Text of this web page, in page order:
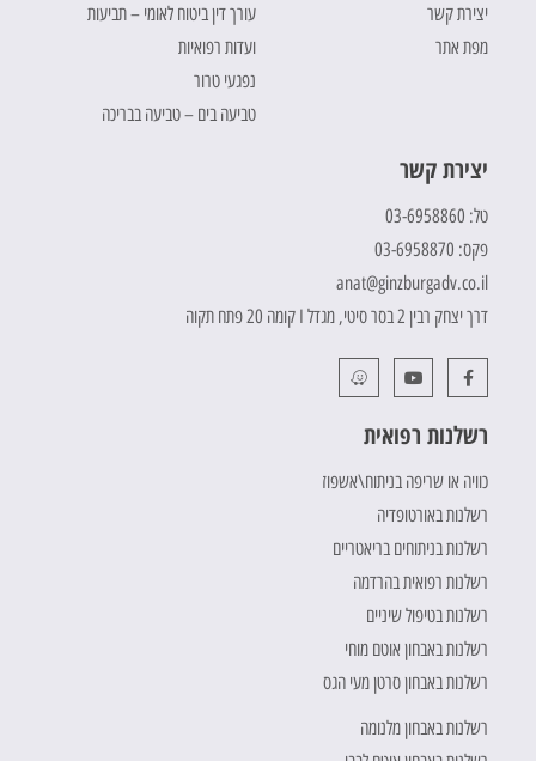
יצירת קשר
מפת אתר
עורך דין ביטוח לאומי – תביעות
ועדות רפואיות
נפגעי טרור
טביעה בים – טביעה בבריכה
יצירת קשר
טל: 03-6958860
פקס: 03-6958870
anat@ginzburgadv.co.il
דרך יצחק רבין 2 בסר סיטי, מגדל I קומה 20 פתח תקוה
רשלנות רפואית
כוויה או שריפה בניתוח\אשפוז
רשלנות באורטופדיה
רשלנות בניתוחים בריאטריים
רשלנות רפואית בהרדמה
רשלנות בטיפול שיניים
רשלנות באבחון אוטם מוחי
רשלנות באבחון סרטן מעי הגס
רשלנות באבחון מלנומה